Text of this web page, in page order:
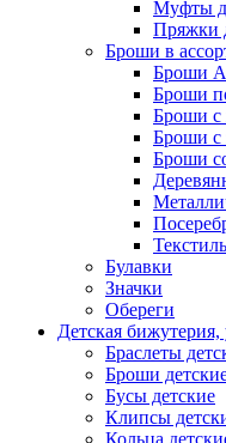
Муфты
Пряжки
Броши в
Броши
Броши
Броши с
Броши с
Броши
Булавки
Значки
Обереги
Детская
Браслеты
Броши
Бусы детские
Клипсы
Кольца